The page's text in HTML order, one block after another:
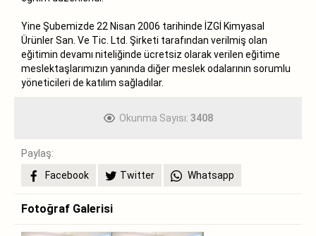
Yine Şubemizde 22 Nisan 2006 tarihinde İZGİ Kimyasal
Ürünler San. Ve Tic. Ltd. Şirketi tarafından verilmiş olan
eğitimin devamı niteliğinde ücretsiz olarak verilen eğitime
meslektaşlarımızın yanında diğer meslek odalarının sorumlu
yöneticileri de katılım sağladılar.
Okunma Sayısı: 3408
Paylaş:
Facebook
Twitter Whatsapp
Fotoğraf Galerisi